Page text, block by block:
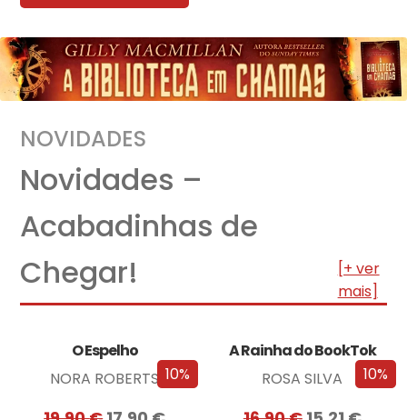
NOVIDADES
Novidades –
Acabadinhas de
Chegar!
[+ ver
mais]
10%
O Espelho
NORA ROBERTS
10%
A Rainha do BookTok
ROSA SILVA